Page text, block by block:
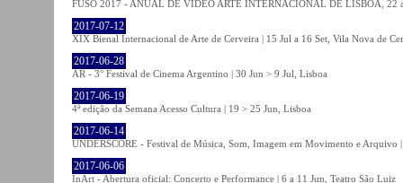
FUSO 2017 - ANUAL DE VÍDEO ARTE INTERNACIONAL DE LISBOA, 22
2017-07-12
XIX Bienal Internacional de Arte de Cerveira | 15 Jul a 16 Set, Vila Nova de
2017-06-28
AR - 3° Festival de Cinema Argentino | 30 Jun > 9 Jul, Lisboa
2017-06-19
4ª edição da Semana Acesso Cultura | 19 > 25 Jun, Lisboa
2017-06-14
UNDERSCORE - Festival de Música, Som, Imagem em Movimento e Arquivo
2017-06-06
InArt - Abertura oficial: Concerto e Performance | 6 a 11 Jun, Teatro São Luiz